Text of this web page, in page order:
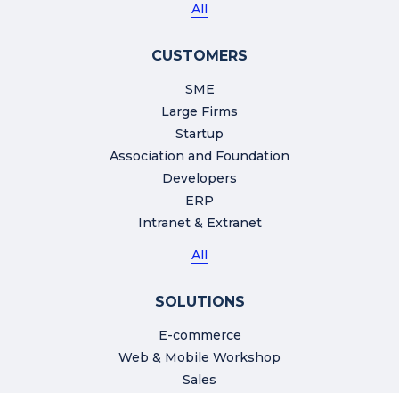
All
CUSTOMERS
SME
Large Firms
Startup
Association and Foundation
Developers
ERP
Intranet & Extranet
All
SOLUTIONS
E-commerce
Web & Mobile Workshop
Sales